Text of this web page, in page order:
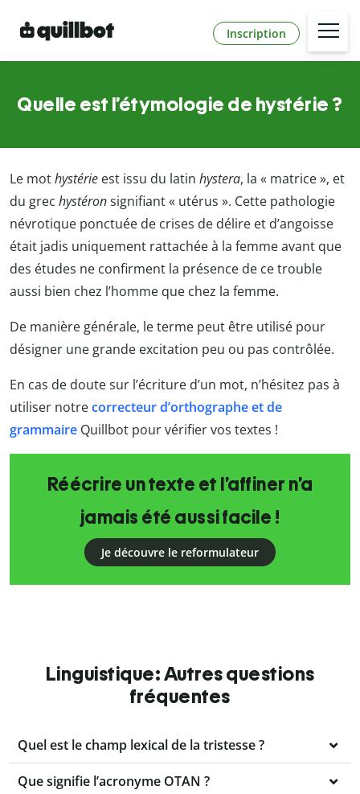
Inscription
Quelle est l’étymologie de hystérie ?
Le mothystérie est issu du latin hystera, la « matrice », et
du grec hystéronsignifiant « utérus ». Cette pathologie
névrotique ponctuée de crises de délire et d’angoisse
était jadis uniquement rattachée à la femme avant que
des études ne confirment la présence de ce trouble
aussi bien chez l’homme que chez la femme.
De manière générale, le terme peut être utilisé pour
désigner une grande excitation peu ou pas contrôlée.
En cas de doute sur l’écriture d’un mot, n’hésitez pas à
utiliser notrecorrecteur d’orthographe et de
grammaire Quillbot pour vérifier vos textes !
Réécrire un texte et l’affiner n’a
jamais été aussi facile !
Je découvre le reformulateur
Linguistique: Autres questions
fréquentes
Quel est le champ lexical de la tristesse ?
Que signifie l’acronyme OTAN ?